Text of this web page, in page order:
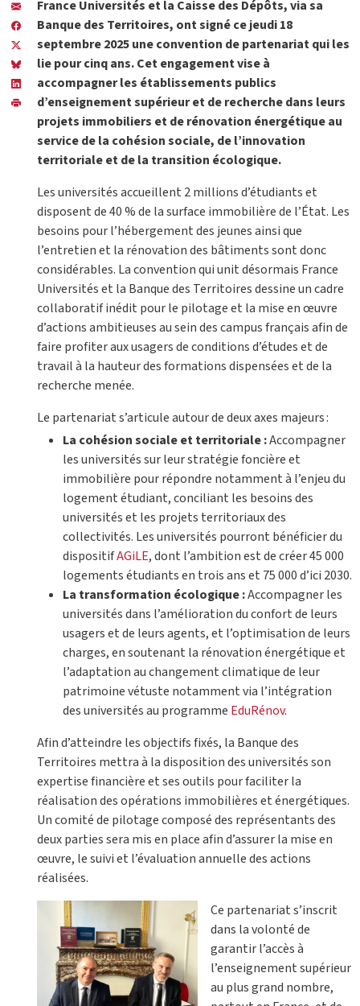
France Universités et la Caisse des Dépôts, via sa
Banque des Territoires, ont signé ce jeudi 18
septembre 2025 une convention de partenariat qui les
lie pour cinq ans. Cet engagement vise à
accompagner les établissements publics
d’enseignement supérieur et de recherche dans leurs
projets immobiliers et de rénovation énergétique au
service de la cohésion sociale, de l’innovation
territoriale et de la transition écologique.
Les universités accueillent 2 millions d’étudiants et
disposent de 40 % de la surface immobilière de l’État. Les
besoins pour l’hébergement des jeunes ainsi que
l’entretien et la rénovation des bâtiments sont donc
considérables. La convention qui unit désormais France
Universités et la Banque des Territoires dessine un cadre
collaboratif inédit pour le pilotage et la mise en œuvre
d’actions ambitieuses au sein des campus français afin de
faire profiter aux usagers de conditions d’études et de
travail à la hauteur des formations dispensées et de la
recherche menée.
Le partenariat s’articule autour de deux axes majeurs :
La cohésion sociale et territoriale :Accompagner
les universités sur leur stratégie foncière et
immobilière pour répondre notamment à l’enjeu du
logement étudiant, conciliant les besoins des
universités et les projets territoriaux des
collectivités. Les universités pourront bénéficier du
dispositifAGiLE, dont l’ambition est de créer 45 000
logements étudiants en trois ans et 75 000 d’ici 2030.
La transformation écologique :Accompagner les
universités dans l’amélioration du confort de leurs
usagers et de leurs agents, et l’optimisation de leurs
charges, en soutenant la rénovation énergétique et
l’adaptation au changement climatique de leur
patrimoine vétuste notamment via l’intégration
des universités au programme EduRénov.
Afin d’atteindre les objectifs fixés, la Banque des
Territoires mettra à la disposition des universités son
expertise financière et ses outils pour faciliter la
réalisation des opérations immobilières et énergétiques.
Un comité de pilotage composé des représentants des
deux parties sera mis en place afin d’assurer la mise en
œuvre, le suivi et l’évaluation annuelle des actions
réalisées.
Ce partenariat s’inscrit
dans la volonté de
garantir l’accès à
l’enseignement supérieur
au plus grand nombre,